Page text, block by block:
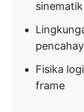
sinematik
Fisika
frame